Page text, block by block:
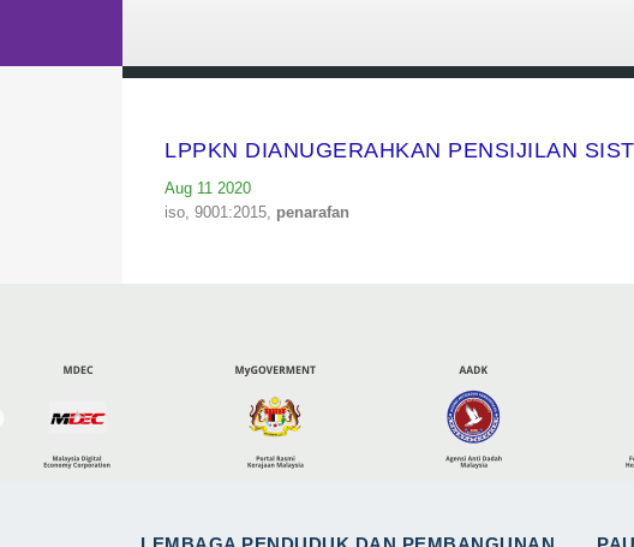
LPPKN DIANUGERAHKAN PENSIJILAN
Aug 11 2020
iso, 9001:2015, penarafan